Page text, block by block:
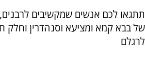
תתגאו לכם אנשים שמקשיבים לרבנים,
של בבא קמא ומציעא וסנהדרין
לרגלם